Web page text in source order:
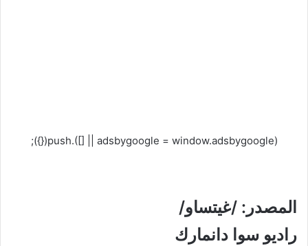
(adsbygoogle = window.adsbygoogle || []).push({});
المصدر: /غيتساو/
راديو سوا دانمارك